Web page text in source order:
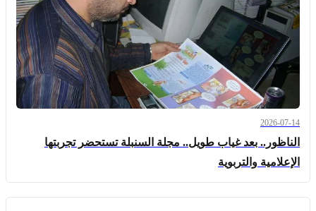
2026-07-14
الناظور.. بعد غياب طويل.. مجلة السنبلة تستحضر تجربتها
الإعلامية والتربوية